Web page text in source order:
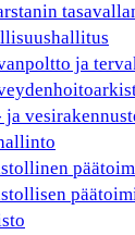
ja
ja